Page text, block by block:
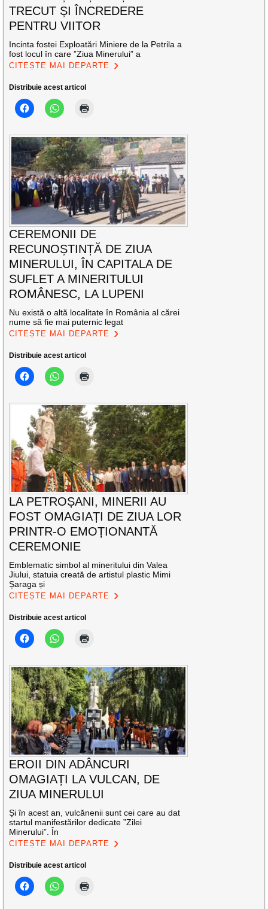
TRECUT ȘI ÎNCREDERE
PENTRU VIITOR
Incinta fostei Exploatări Miniere de la Petrila a
fost locul în care ”Ziua Minerului” a
CITEȘTE MAI DEPARTE
Distribuie acest articol
CEREMONII DE
RECUNOȘTINȚĂ DE ZIUA
MINERULUI, ÎN CAPITALA DE
SUFLET A MINERITULUI
ROMÂNESC, LA LUPENI
Nu există o altă localitate în România al cărei
nume să fie mai puternic legat
CITEȘTE MAI DEPARTE
Distribuie acest articol
LA PETROȘANI, MINERII AU
FOST OMAGIAȚI DE ZIUA LOR
PRINTR-O EMOȚIONANTĂ
CEREMONIE
Emblematic simbol al mineritului din Valea
Jiului, statuia creată de artistul plastic Mimi
Șaraga și
CITEȘTE MAI DEPARTE
Distribuie acest articol
EROII DIN ADÂNCURI
OMAGIAȚI LA VULCAN, DE
ZIUA MINERULUI
Și în acest an, vulcănenii sunt cei care au dat
startul manifestărilor dedicate ”Zilei
Minerului”. În
CITEȘTE MAI DEPARTE
Distribuie acest articol